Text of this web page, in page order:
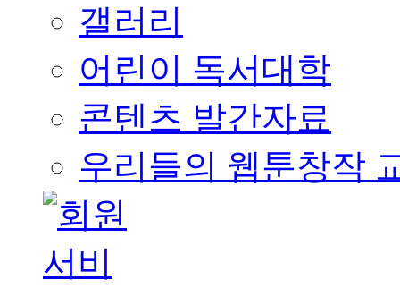
갤러리
어린이 독서대학
콘텐츠 발간자료
우리들의 웹툰창작